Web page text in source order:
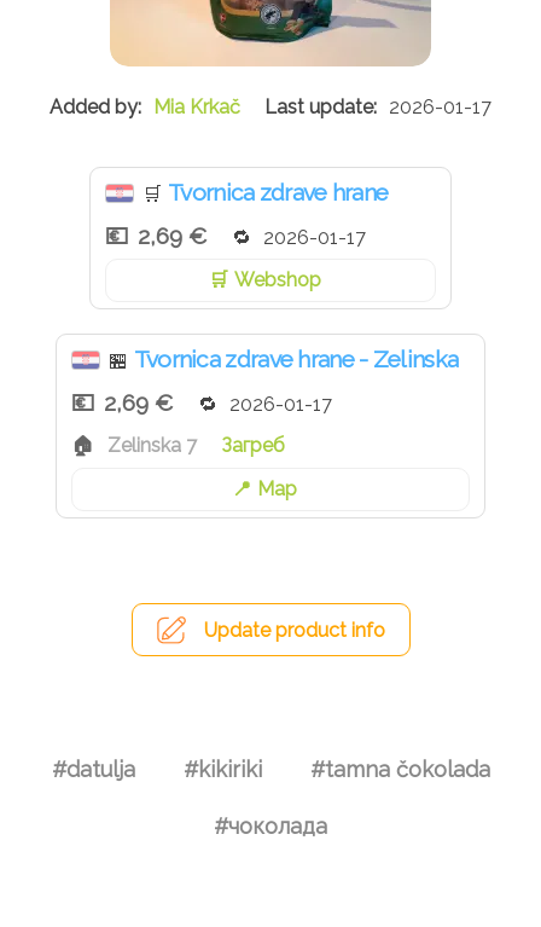
Mia Krkač 2026-01-17
🛒 Tvornica zdrave hrane
2,69 €
2026-01-17
Webshop
🏪 Tvornica zdrave hrane - Zelinska
2,69 €
2026-01-17
Zelinska 7
Загреб
Map
Update product info
#datulja #kikiriki #tamna čokolada
#чоколада